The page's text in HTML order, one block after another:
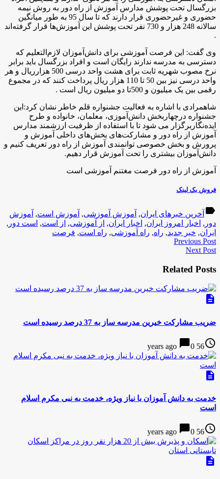
بزرگسال تحت پوشش مدارس آموزش‌ از راه دور به روش نیمه
حضوری و غیرحضوری قرار دارند که تا سال 95 به طور میانگین
سالانه 248 هزار و 730 نفر تحت پوشش این آموزش‌ها قرار گرفته‌اند
.
وی گفت: این فرصت آموزشی برای دانش‌آموزان لازم‌التعلیم که
دسترسی به مدرسه ندارند رایگان است و افراد بزرگسال باید برابر
نرخ مصوب شهریه ثابت برای هشت واحد درسی 500 هزارريال و هر
واحد درسی نیز بین 50 تا 110 هزار ريال پرداخت کنند که در مجموع
رقمی بین یک میلیون و 500تا دو میلیون ريال است .
شاهمرادی با اشاره به فعالیت جشنواره قلم خاطر نشان کرد:این
جشنواره درچهاربخش دانش‌آموزی، معلمان، خانواده و طرح
ایده‌نگاربرگزار می شود تا با استفاده از ظرفیت ارزشمند مدارس
آموزش از راه دور و مشارکت‌های بخش‌های داخلی آموزش و
پرورش و بخش خصوصی توانمندی آموزش از راه دور تعریف کنیم و
دانش‌آموزان بیشتری را تحت آموزش قرار دهیم.
آموزش از راه دور فرصت مغتنم آموزشی است
فروش بک لینک
label آخرین خبرهای ایران, آموزش آموزشی, آموزش است, آموزش
دور , اخبار امروز ایران, اخبار ایران, از آموزشی, از است, است دور ,
ایران, خبر جدید, راه, راه آموزشی, راه است, فرصت
Previous Post
Next Post
Related Posts
description
ضریب مشارکت خیرین مدرسه ساز به 37 درصد رسیده است
access_time
56 years ago
chat_bubble0
description
خدمت به دانش آموزان با نیاز ویژه، خدمت به نبی مکرم اسلام
است
access_time
56 years ago
chat_bubble0
description